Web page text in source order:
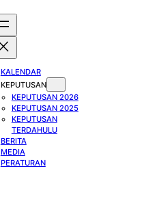
KALENDAR
KEPUTUSAN
KEPUTUSAN 2026
KEPUTUSAN 2025
KEPUTUSAN
TERDAHULU
BERITA
MEDIA
PERATURAN